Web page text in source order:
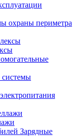
охраны периметра
Зарядные